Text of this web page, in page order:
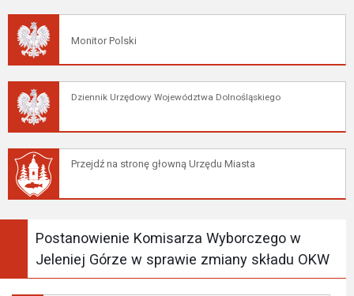
Monitor Polski
Dziennik Urzędowy Województwa Dolnośląskiego
Przejdź na stronę głowną Urzędu Miasta
Postanowienie Komisarza Wyborczego w
Jeleniej Górze w sprawie zmiany składu OKW